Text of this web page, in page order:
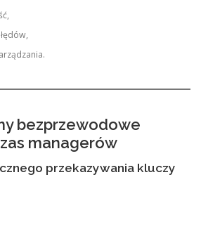
bezprzewodowe
managerów
przekazywania kluczy